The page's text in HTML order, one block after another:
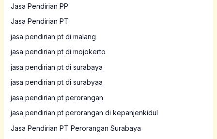
Jasa Pendirian PP
Jasa Pendirian PT
jasa pendirian pt di malang
jasa pendirian pt di mojokerto
jasa pendirian pt di surabaya
jasa pendirian pt di surabyaa
jasa pendirian pt perorangan
jasa pendirian pt perorangan di kepanjenkidul
Jasa Pendirian PT Perorangan Surabaya